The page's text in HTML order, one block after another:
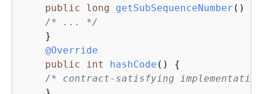
public
long getSubSequenceNumber ()
/* ... */
    }
@Override
public
int hashCode ()
{
/* contract-satisfying